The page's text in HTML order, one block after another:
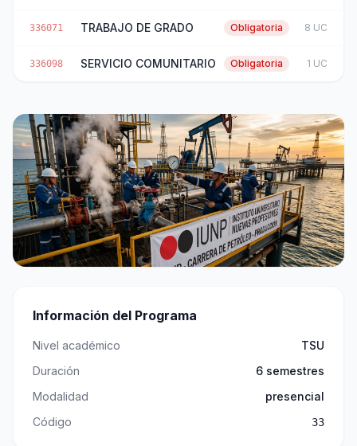
336071 TRABAJO DE GRADO Obligatoria 8 UC
336098 SERVICIO COMUNITARIO Obligatoria 1 UC
Información del Programa
Nivel académico
TSU
Duración
6 semestres
Modalidad
presencial
Código
33